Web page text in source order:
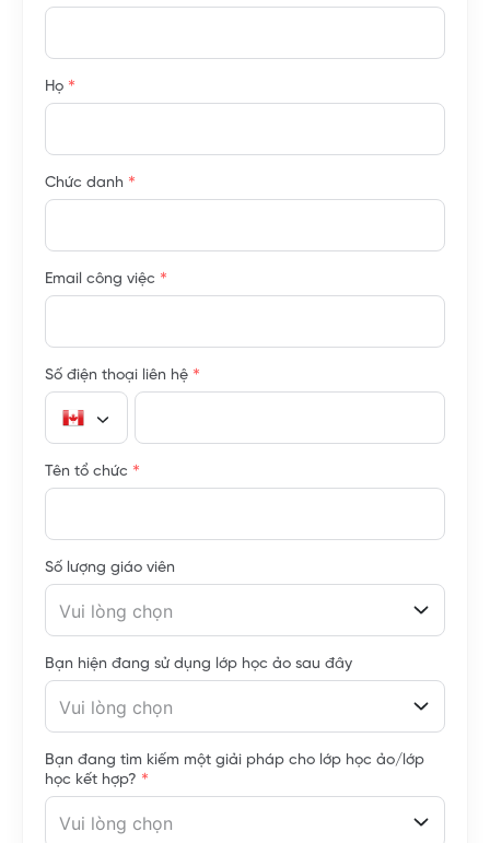
Họ *
Chức danh *
Email công việc *
Số điện thoại liên hệ *
Tên tổ chức *
Số lượng giáo viên
Vui lòng chọn
Bạn hiện đang sử dụng lớp học ảo sau đây
Vui lòng chọn
Bạn đang tìm kiếm một giải pháp cho lớp học ảo/lớp
học kết hợp? *
Vui lòng chọn